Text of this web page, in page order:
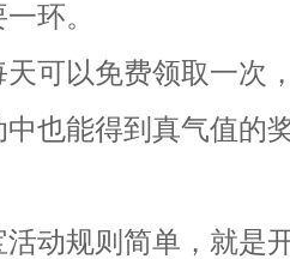
环。
以免费领取一次
也能得到真气值的
规则简单，就是